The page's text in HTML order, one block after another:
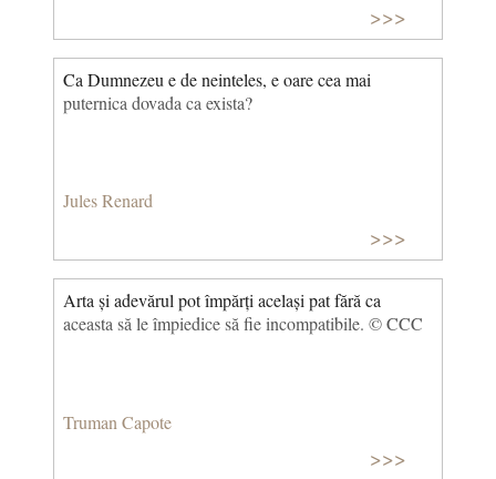
>>>
Ca Dumnezeu e de neinteles, e oare cea mai
puternica dovada ca exista?
Jules Renard
>>>
Arta și adevărul pot împărți același pat fără ca
aceasta să le împiedice să fie incompatibile. © CCC
Truman Capote
>>>